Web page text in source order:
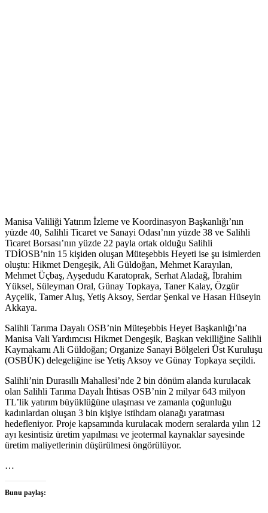
Manisa Valiliği Yatırım İzleme ve Koordinasyon Başkanlığı’nın
yüzde 40, Salihli Ticaret ve Sanayi Odası’nın yüzde 38 ve Salihli
Ticaret Borsası’nın yüzde 22 payla ortak olduğu Salihli
TDİOSB’nin 15 kişiden oluşan Müteşebbis Heyeti ise şu isimlerden
oluştu: Hikmet Dengeşik, Ali Güldoğan, Mehmet Karayılan,
Mehmet Üçbaş, Ayşedudu Karatoprak, Serhat Aladağ, İbrahim
Yüksel, Süleyman Oral, Günay Topkaya, Taner Kalay, Özgür
Ayçelik, Tamer Aluş, Yetiş Aksoy, Serdar Şenkal ve Hasan Hüseyin
Akkaya.
Salihli Tarıma Dayalı OSB’nin Müteşebbis Heyet Başkanlığı’na
Manisa Vali Yardımcısı Hikmet Dengeşik, Başkan vekilliğine Salihli
Kaymakamı Ali Güldoğan; Organize Sanayi Bölgeleri Üst Kuruluşu
(OSBÜK) delegeliğine ise Yetiş Aksoy ve Günay Topkaya seçildi.
Salihli’nin Durasıllı Mahallesi’nde 2 bin dönüm alanda kurulacak
olan Salihli Tarıma Dayalı İhtisas OSB’nin 2 milyar 643 milyon
TL’lik yatırım büyüklüğüne ulaşması ve zamanla çoğunluğu
kadınlardan oluşan 3 bin kişiye istihdam olanağı yaratması
hedefleniyor. Proje kapsamında kurulacak modern seralarda yılın 12
ayı kesintisiz üretim yapılması ve jeotermal kaynaklar sayesinde
üretim maliyetlerinin düşürülmesi öngörülüyor.
…
Bunu paylaş: